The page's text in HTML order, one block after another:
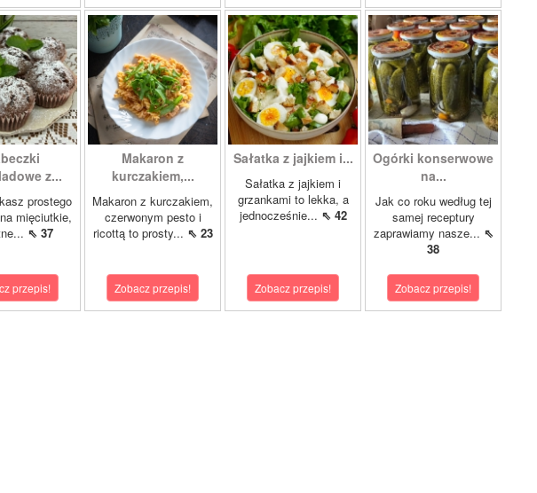
z...
prostego
mięciutkie,
⇖ 37
przepis!
Makaron z
kurczakiem,...
Makaron z kurczakiem,
czerwonym pesto i
ricottą to prosty... ⇖ 23
Zobacz przepis!
Sałatka z jajkiem i...
Sałatka z jajkiem i
grzankami to lekka, a
jednocześnie... ⇖ 42
Zobacz przepis!
Ogórki konserwowe
na...
Jak co roku według tej
samej receptury
zaprawiamy nasze... ⇖
38
Zobacz przepis!